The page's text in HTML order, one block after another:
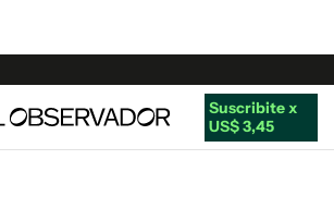
Suscribite x
US$ 3,45